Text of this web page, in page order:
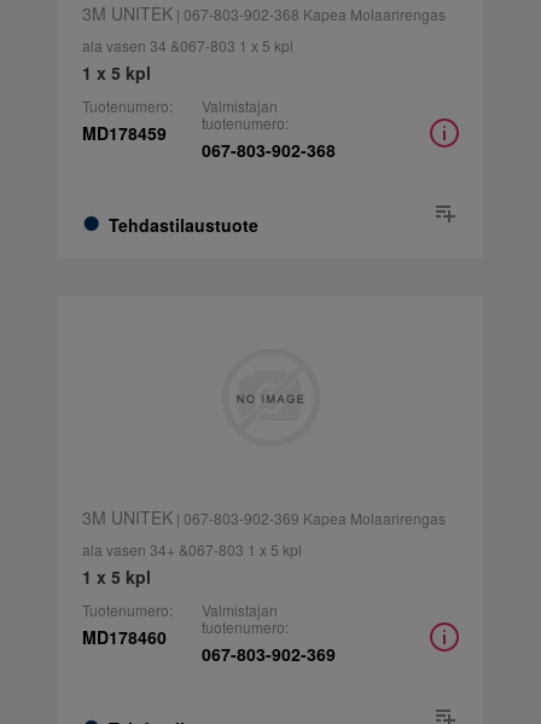
3M UNITEK| 067-803-902-368 Kapea Molaarirengas
ala vasen 34 &067-803 1 x 5 kpl
1 x 5 kpl
Tuotenumero:
MD178459
Tehdastilaustuote
Valmistajan
tuotenumero:
067-803-902-368
3M UNITEK| 067-803-902-369 Kapea Molaarirengas
ala vasen 34+ &067-803 1 x 5 kpl
1 x 5 kpl
Tuotenumero:
MD178460
Valmistajan
tuotenumero:
067-803-902-369